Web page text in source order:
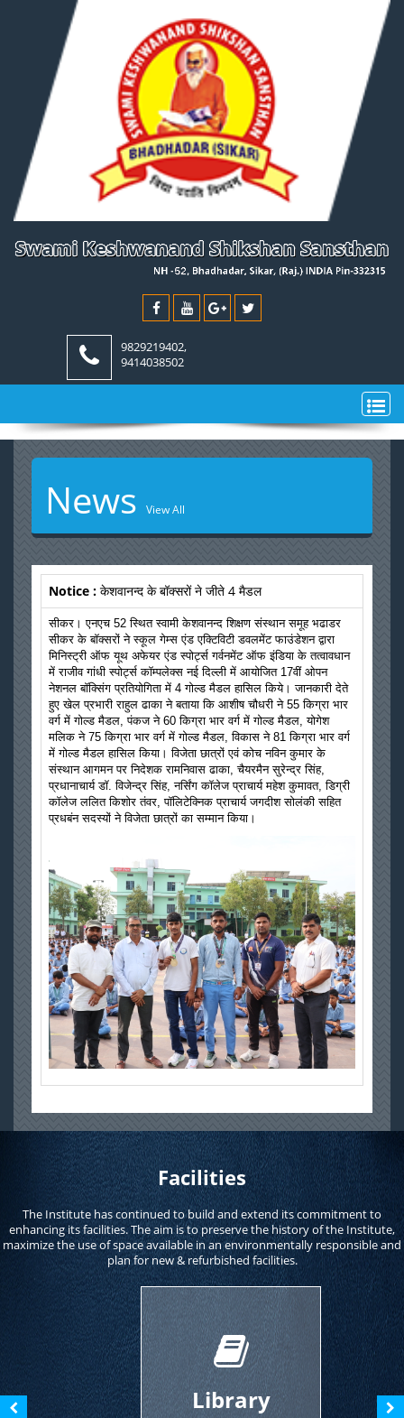
9829219402,
9414038502
News View All
Notice : केशवानन्द के बॉक्सरों ने जीते 4 मैडल
सीकर। एनएच 52 स्थित स्वामी केशवानन्द शिक्षण संस्थान समूह भढाडर
सीकर के बॉक्सरों ने स्कूल गेम्स एंड एक्टिविटी डवलमेंट फाउंडेशन द्वारा
मिनिस्ट्री ऑफ यूथ अफेयर एंड स्पोर्ट्स गर्वनमेंट ऑफ इंडिया के तत्वावधान
में राजीव गांधी स्पोर्ट्स कॉम्पलेक्स नई दिल्ली में आयोजित 17वीं ओपन
नेशनल बॉक्सिंग प्रतियोगिता में 4 गोल्ड मैडल हासिल किये। जानकारी देते
हुए खेल प्रभारी राहुल ढाका ने बताया कि आशीष चौधरी ने 55 किग्रा भार
वर्ग में गोल्ड मैडल, पंकज ने 60 किग्रा भार वर्ग में गोल्ड मैडल, योगेश
मलिक ने 75 किग्रा भार वर्ग में गोल्ड मैडल, विकास ने 81 किग्रा भार वर्ग
में गोल्ड मैडल हासिल किया। विजेता छात्रों एवं कोच नविन कुमार के
संस्थान आगमन पर निदेशक रामनिवास ढाका, चैयरमैन सुरेन्द्र सिंह,
प्रधानाचार्य डॉ. विजेन्द्र सिंह, नर्सिंग कॉलेज प्राचार्य महेश कुमावत, डिग्री
कॉलेज ललित किशोर तंवर, पॉलिटेक्निक प्राचार्य जगदीश सोलंकी सहित
प्रधबंन सदस्यों ने विजेता छात्रों का सम्मान किया।
Facilities
The Institute has continued to build and extend its commitment to
enhancing its facilities. The aim is to preserve the history of the Institute,
maximize the use of space available in an environmentally responsible and
plan for new & refurbished facilities.
Library